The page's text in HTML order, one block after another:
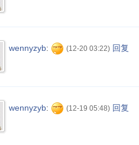
wennyzyb: (12-20 03:22) 回复
wennyzyb: (12-19 05:48) 回复